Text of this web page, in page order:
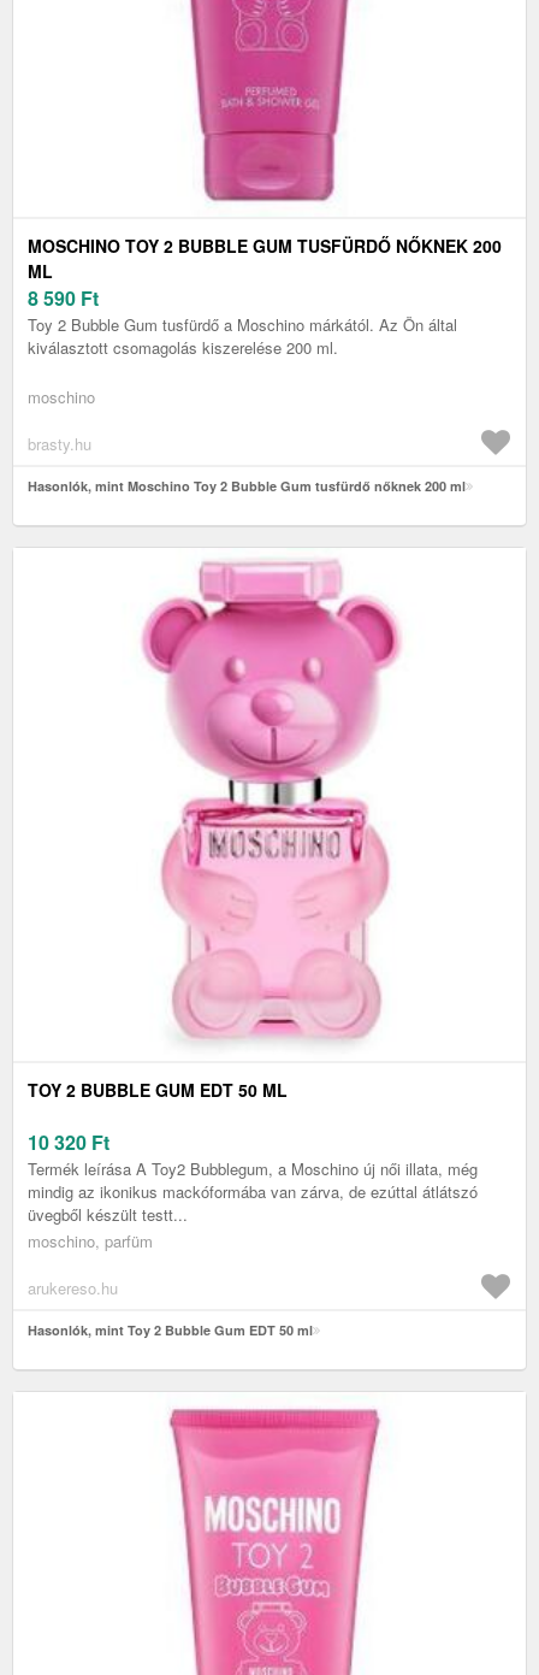
MOSCHINO TOY 2 BUBBLE GUM TUSFÜRDŐ NŐKNEK 200
ML
8 590 Ft
Toy 2 Bubble Gum tusfürdő a Moschino márkától. Az Ön által
kiválasztott csomagolás kiszerelése 200 ml.
moschino
brasty.hu
Hasonlók, mint Moschino Toy 2 Bubble Gum tusfürdő nőknek 200 ml
TOY 2 BUBBLE GUM EDT 50 ML
10 320 Ft
Termék leírása A Toy2 Bubblegum, a Moschino új női illata, még
mindig az ikonikus mackóformába van zárva, de ezúttal átlátszó
üvegből készült testt...
moschino, parfüm
arukereso.hu
Hasonlók, mint Toy 2 Bubble Gum EDT 50 ml